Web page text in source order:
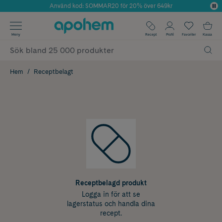
Årets Butik 2025 inom Skönhet
Använd kod: SOMMAR20 för 20% över 649kr
✓ Fri frakt
✓ Poäng på alla köp*
Meny Recept Profil Favoriter Kassa
Hem Receptbelagt
Receptbelagd produkt
Logga in för att se
lagerstatus och handla dina
recept.